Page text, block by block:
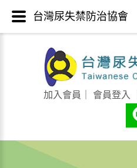
加入會員 會員登入
台灣尿失禁防治協會